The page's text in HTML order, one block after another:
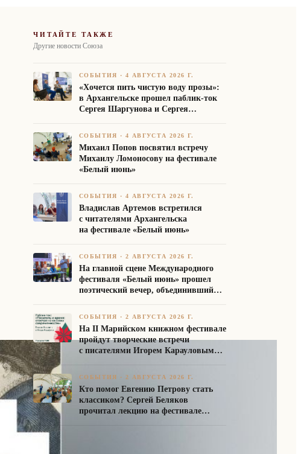
ЧИТАЙТЕ ТАКЖЕ
Другие новости Союза
СОБЫТИЯ ·4 АВГУСТА 2026 Г.
«Хочется пить чистую воду прозы»:
в Архангельске прошел паблик-ток
Сергея Шаргунова и Сергея
СОБЫТИЯ ·4 АВГУСТА 2026 Г.
Михаил Попов посвятил встречу
Михаилу Ломоносову на фестивале
«Белый июнь»
СОБЫТИЯ ·4 АВГУСТА 2026 Г.
Владислав Артемов встретился
с читателями Архангельска
на фестивале «Белый июнь»
СОБЫТИЯ ·2 АВГУСТА 2026 Г.
На главной сцене Международного
фестиваля «Белый июнь» прошел
поэтический вечер, объединивший
СОБЫТИЯ ·2 АВГУСТА 2026 Г.
На II Марийском книжном фестивале
пройдут творческие встречи
с писателями Игорем Карауловым
СОБЫТИЯ · 2 АВГУСТА 2026 Г.
Кто помог Евгению Петрову стать
классиком? Сергей Беляков
прочитал лекцию на фестивале